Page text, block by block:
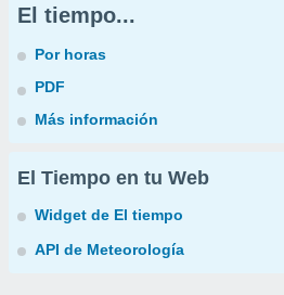
El tiempo...
Por horas
PDF
Más información
El Tiempo en tu Web
Widget de El tiempo
API de Meteorología